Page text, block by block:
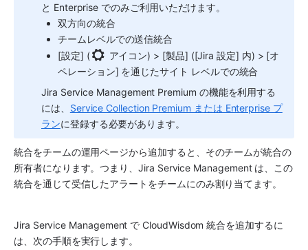
と Enterprise でのみご利用いただけます。
双方向の統合
チームレベルでの送信統合
[設定] (
アイコン) > [製品] ([Jira 設定] 内) > [オ
ペレーション] を通じたサイト レベルでの統合
Jira Service Management Premium の機能を利用する
には、 Service Collection Premium または Enterprise プ
ランに登録する必要があります。
統合をチームの運用ページから追加すると、そのチームが統合の
所有者になります。つまり、Jira Service Management は、この
統合を通じて受信したアラートをチームにのみ割り当てます。
Jira Service Management で CloudWisdom 統合を追加するに
は、次の手順を実行します。